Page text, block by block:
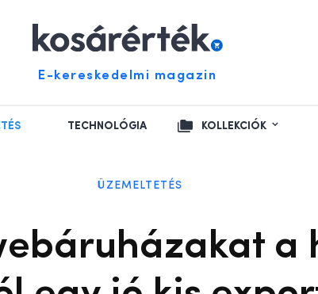
E-kereskedelmi magazin
TECHNOLÓGIA KOLLEKCIÓK
ÜZEMELTETÉS
a